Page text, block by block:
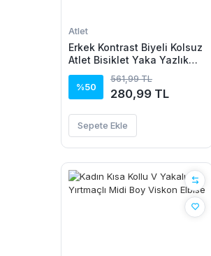
Atlet
Erkek Kontrast Biyeli Kolsuz
Atlet Bisiklet Yaka Yazlık
Basic Atlet - Turkuaz
%50
561,99 TL
280,99 TL
Sepete Ekle